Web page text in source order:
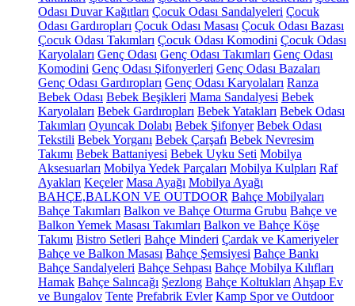
Odası Duvar Kağıtları Çocuk Odası Sandalyeleri Çocuk
Odası Gardıropları Çocuk Odası Masası Çocuk Odası Bazası
Çocuk Odası Takımları Çocuk Odası Komodini Çocuk Odası
Karyolaları Genç Odası Genç Odası Takımları Genç Odası
Komodini Genç Odası Şifonyerleri Genç Odası Bazaları
Genç Odası Gardıropları Genç Odası Karyolaları Ranza
Bebek Odası Bebek Beşikleri Mama Sandalyesi Bebek
Karyolaları Bebek Gardıropları Bebek Yatakları Bebek Odası
Takımları Oyuncak Dolabı Bebek Şifonyer Bebek Odası
Tekstili Bebek Yorganı Bebek Çarşafı Bebek Nevresim
Takımı Bebek Battaniyesi Bebek Uyku Seti Mobilya
Aksesuarları Mobilya Yedek Parçaları Mobilya Kulpları Raf
Ayakları Keçeler Masa Ayağı Mobilya Ayağı
BAHÇE,BALKON VE OUTDOOR Bahçe Mobilyaları
Bahçe Takımları Balkon ve Bahçe Oturma Grubu Bahçe ve
Balkon Yemek Masası Takımları Balkon ve Bahçe Köşe
Takımı Bistro Setleri Bahçe Minderi Çardak ve Kameriyeler
Bahçe ve Balkon Masası Bahçe Şemsiyesi Bahçe Bankı
Bahçe Sandalyeleri Bahçe Sehpası Bahçe Mobilya Kılıfları
Hamak Bahçe Salıncağı Şezlong Bahçe Koltukları Ahşap Ev
ve Bungalov Tente Prefabrik Evler Kamp Spor ve Outdoor